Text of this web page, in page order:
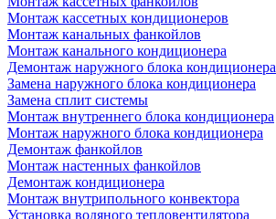
Монтаж кассетных кондиционеров
Монтаж канальных фанкойлов
Монтаж канального кондиционера
Демонтаж наружного блока кондиционера
Замена наружного блока кондиционера
Замена сплит системы
Монтаж внутреннего блока кондиционера
Монтаж наружного блока кондиционера
Демонтаж фанкойлов
Монтаж настенных фанкойлов
Демонтаж кондиционера
Монтаж внутрипольного конвектора
Установка водяного тепловентилятора